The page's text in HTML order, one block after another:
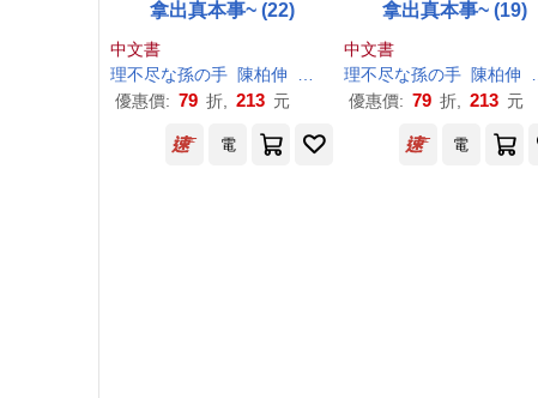
拿出真本事~ (22)
中文書
理不尽な孫の手 陳柏伸
シロタカ
優惠價: 79 折, 213 元
拿出真本事~ (19)
中文書
理不尽な孫の手 陳柏伸
優惠價: 79 折, 213 元
電 電